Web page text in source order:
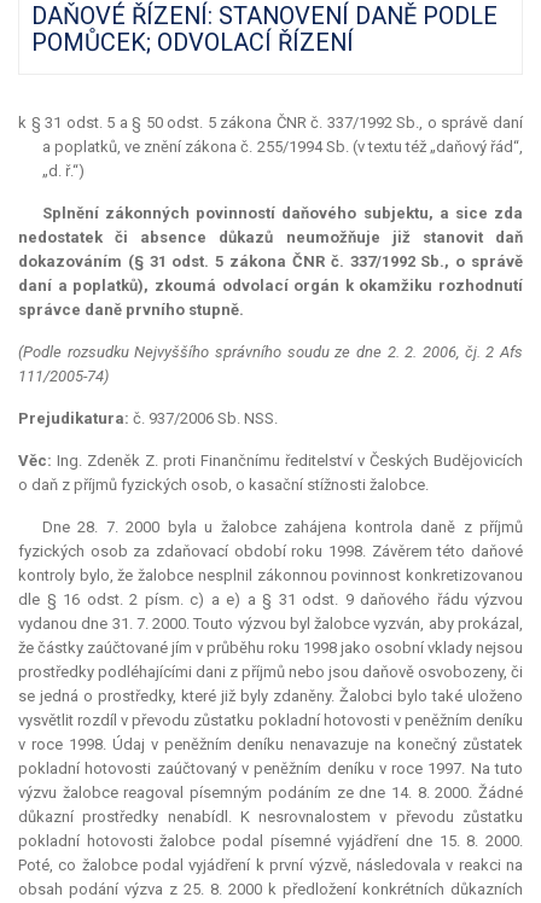
DAŇOVÉ ŘÍZENÍ: STANOVENÍ DANĚ PODLE
POMŮCEK; ODVOLACÍ ŘÍZENÍ
k § 31 odst. 5 a § 50 odst. 5 zákona ČNR č. 337/1992 Sb., o správě daní
a poplatků, ve znění zákona č. 255/1994 Sb. (v textu též „daňový řád“,
„d. ř.“)
Splnění zákonných povinností daňového subjektu, a sice zda
nedostatek či absence důkazů neumožňuje již stanovit daň
dokazováním (§ 31 odst. 5 zákona ČNR č. 337/1992 Sb., o správě
daní a poplatků), zkoumá odvolací orgán k okamžiku rozhodnutí
správce daně prvního stupně.
(Podle rozsudku Nejvyššího správního soudu ze dne 2. 2. 2006, čj. 2 Afs
111/2005-74)
Prejudikatura: č. 937/2006 Sb. NSS.
Věc: Ing. Zdeněk Z. proti Finančnímu ředitelství v Českých Budějovicích
o daň z příjmů fyzických osob, o kasační stížnosti žalobce.
Dne 28. 7. 2000 byla u žalobce zahájena kontrola daně z příjmů
fyzických osob za zdaňovací období roku 1998. Závěrem této daňové
kontroly bylo, že žalobce nesplnil zákonnou povinnost konkretizovanou
dle § 16 odst. 2 písm. c) a e) a § 31 odst. 9 daňového řádu výzvou
vydanou dne 31. 7. 2000. Touto výzvou byl žalobce vyzván, aby prokázal,
že částky zaúčtované jím v průběhu roku 1998 jako osobní vklady nejsou
prostředky podléhajícími dani z příjmů nebo jsou daňově osvobozeny, či
se jedná o prostředky, které již byly zdaněny. Žalobci bylo také uloženo
vysvětlit rozdíl v převodu zůstatku pokladní hotovosti v peněžním deníku
v roce 1998. Údaj v peněžním deníku nenavazuje na konečný zůstatek
pokladní hotovosti zaúčtovaný v peněžním deníku v roce 1997. Na tuto
výzvu žalobce reagoval písemným podáním ze dne 14. 8. 2000. Žádné
důkazní prostředky nenabídl. K nesrovnalostem v převodu zůstatku
pokladní hotovosti žalobce podal písemné vyjádření dne 15. 8. 2000.
Poté, co žalobce podal vyjádření k první výzvě, následovala v reakci na
obsah podání výzva z 25. 8. 2000 k předložení konkrétních důkazních